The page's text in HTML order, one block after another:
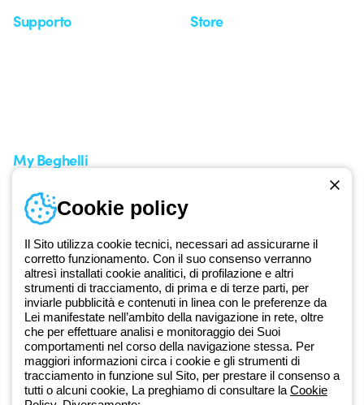
Dal 2025 Beghelli è parte del Gruppo GEWISS, all’interno
dell’ecosistema GEWISS LightZone, dove realizziamo soluzioni di
illuminazione integrate che trasformano la complessità in semplicità,
supportando professionisti e utenti finali nella realizzazione dei loro
bisogni.Scopri di più su GEWISS
Supporto Store
My Beghelli
Accedi o registrati
Formazione
Documentazione e software
Iscriviti alla newsletter
Cookie policy
Il Sito utilizza cookie tecnici, necessari ad assicurarne il
corretto funzionamento. Con il suo consenso verranno
altresì installati cookie analitici, di profilazione e altri
strumenti di tracciamento, di prima e di terze parti, per
inviarle pubblicità e contenuti in linea con le preferenze da
Lei manifestate nell’ambito della navigazione in rete, oltre
che per effettuare analisi e monitoraggio dei Suoi
comportamenti nel corso della navigazione stessa. Per
maggiori informazioni circa i cookie e gli strumenti di
tracciamento in funzione sul Sito, per prestare il consenso a
tutti o alcuni cookie, La preghiamo di consultare la Cookie